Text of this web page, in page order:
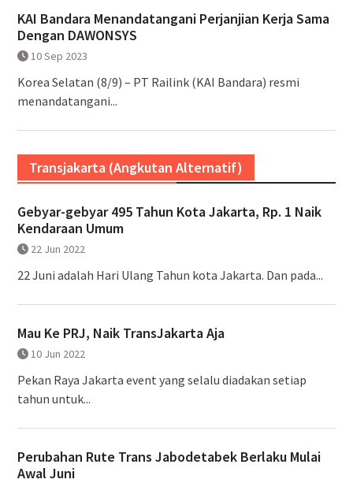
KAI Bandara Menandatangani Perjanjian Kerja Sama
Dengan DAWONSYS
10 Sep 2023
Korea Selatan (8/9) – PT Railink (KAI Bandara) resmi
menandatangani...
Transjakarta (Angkutan Alternatif)
Gebyar-gebyar 495 Tahun Kota Jakarta, Rp. 1 Naik
Kendaraan Umum
22 Jun 2022
22 Juni adalah Hari Ulang Tahun kota Jakarta. Dan pada...
Mau Ke PRJ, Naik TransJakarta Aja
10 Jun 2022
Pekan Raya Jakarta event yang selalu diadakan setiap
tahun untuk...
Perubahan Rute Trans Jabodetabek Berlaku Mulai
Awal Juni